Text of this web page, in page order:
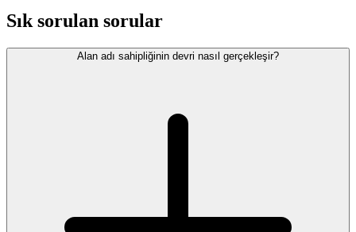
Sık sorulan sorular
Alan adı sahipliğinin devri nasıl gerçekleşir?